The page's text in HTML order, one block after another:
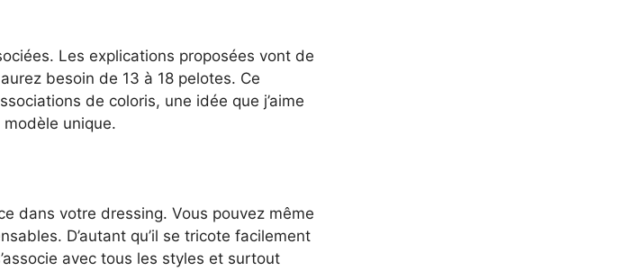
Les explications proposées vont de
besoin de 13 à 18 pelotes. Ce
de coloris, une idée que j’aime
unique.
dans votre dressing. Vous pouvez même
D’autant qu’il se tricote facilement
avec tous les styles et surtout